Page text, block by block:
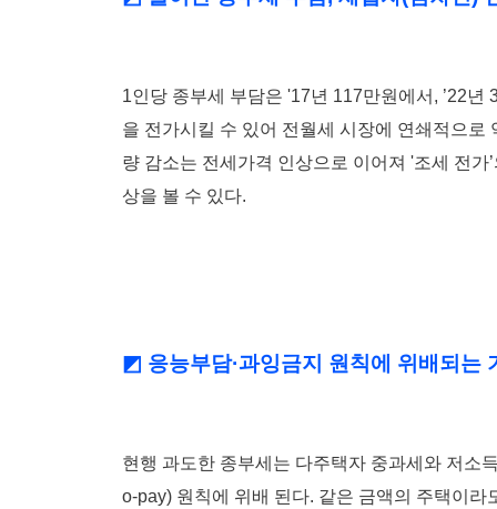
1인당 종부세 부담은 '17년 117만원에서, ’22
을 전가시킬 수 있어 전월세 시장에 연쇄적으
량 감소는 전세가격 인상으로 이어져 '조세 전
상을 볼 수 있다.
◩ 응능부담·과잉금지 원칙에 위배되는
현행 과도한 종부세는 다주택자 중과세와 저소
o-pay) 원칙에 위배 된다. 같은 금액의 주택이